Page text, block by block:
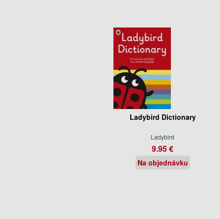
Ladybird Dictionary
Ladybird
9.95 €
Na objednávku